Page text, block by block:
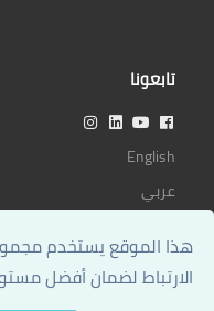
هذا الموقع يستخدم
الارتباط لضمان أفضل
تابعونا
English
عربي